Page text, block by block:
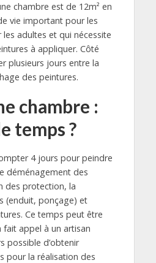
chambre est de 12m² en
vie important pour les
adultes et qui nécessite
à appliquer. Côté
plusieurs jours entre la
des peintures.
chambre :
temps ?
4 jours pour peindre
déménagement des
des protection, la
(enduit, ponçage) et
Ce temps peut être
fait appel à un artisan
possible d’obtenir
pour la réalisation des